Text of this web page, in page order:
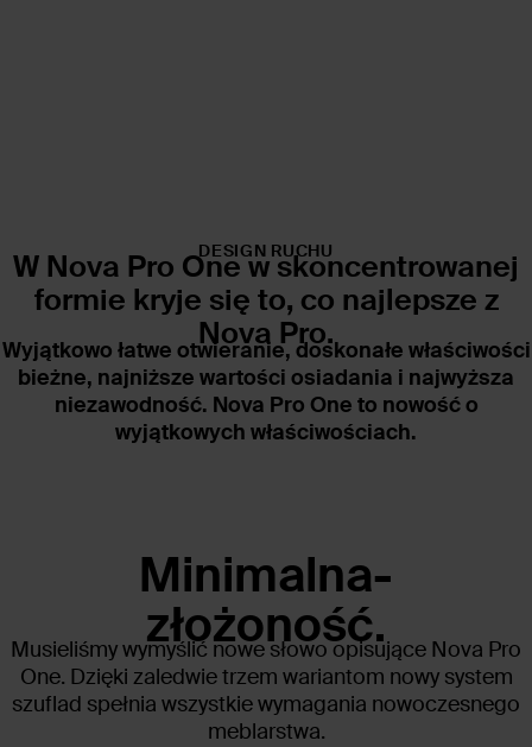
DESIGN RUCHU
W Nova Pro One w skoncentrowanej
formie kryje się to, co najlepsze z
Nova Pro.
Wyjątkowo łatwe otwieranie, doskonałe właściwości
bieżne, najniższe wartości osiadania i najwyższa
niezawodność. Nova Pro One to nowość o
wyjątkowych właściwościach.
Minimalna-
złożoność.
Musieliśmy wymyślić nowe słowo opisujące Nova Pro
One. Dzięki zaledwie trzem wariantom nowy system
szuflad spełnia wszystkie wymagania nowoczesnego
meblarstwa.